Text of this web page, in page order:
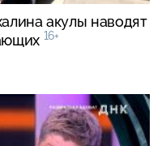
акулы наводят
16+